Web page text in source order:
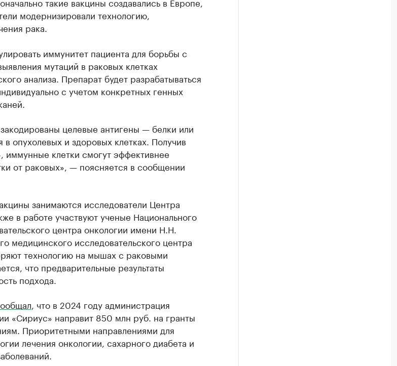
модернизировали технологию,
рака.
иммунитет пациента для борьбы с
мутаций в раковых клетках
анализа. Препарат будет разрабатываться
с учетом конкретных генных
целевые антигены — белки или
опухолевых и здоровых клетках. Получив
иммунные клетки смогут эффективнее
от раковых», — поясняется в сообщении
занимаются исследователи Центра
в работе участвуют ученые Национального
центра онкологии имени Н.Н.
медицинского исследовательского центра
технологию на мышах с раковыми
что предварительные результаты
подхода.
, что в 2024 году администрация
«Сириус» направит 850 млн руб. на гранты
Приоритетными направлениями для
лечения онкологии, сахарного диабета и